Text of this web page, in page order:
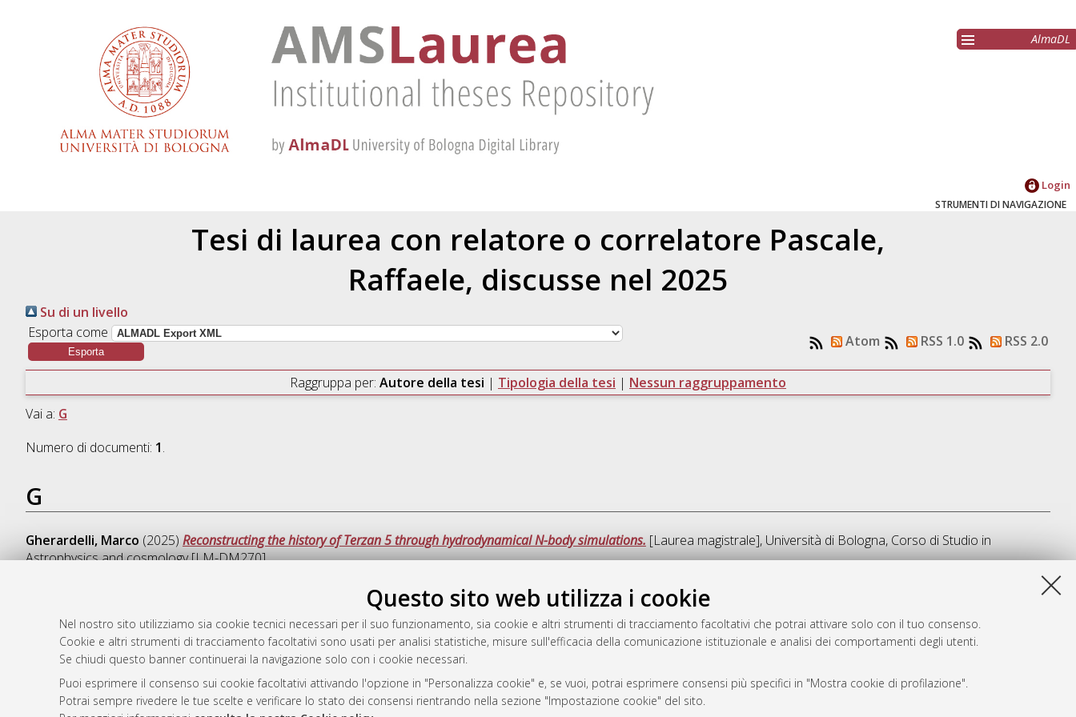
Questo sito web utilizza i cookie
Nel nostro sito utilizziamo sia cookie tecnici necessari per il suo funzionamento, sia cookie e altri strumenti di tracciamento facoltativi che potrai attivare solo con il tuo consenso.
Cookie e altri strumenti di tracciamento facoltativi sono usati per analisi statistiche, misure sull'efficacia della comunicazione istituzionale e analisi dei comportamenti degli utenti.
Se chiudi questo banner continuerai la navigazione solo con i cookie necessari.
Puoi esprimere il consenso sui cookie facoltativi attivando l'opzione in "Personalizza cookie" e, se vuoi, potrai esprimere consensi più specifici in "Mostra cookie di profilazione".
Potrai sempre rivedere le tue scelte e verificare lo stato dei consensi rientrando nella sezione "Impostazione cookie" del sito.
AlmaDL
Login
STRUMENTI DI NAVIGAZIONE
Tesi di laurea con relatore o correlatore Pascale,
Raffaele, discusse nel 2025
Su di un livello
Esporta come
Atom RSS 1.0 RSS 2.0
Raggruppa per: Autore della tesi | Tipologia della tesi | Nessun raggruppamento
Vai a: G
Numero di documenti: 1.
G
Gherardelli, Marco (2025) Reconstructing the history of Terzan 5 through hydrodynamical N-body simulations. [Laurea magistrale], Università di Bologna, Corso di Studio in
Astrophysics and cosmology [LM-DM270]
Questa lista e' stata generata il Fri Aug 7 07:47:13 2026 CEST
Atom
Rss 2.0
AMS Laurea
Servizio implementato e gestito da
Impostazioni Cookie
Informativa sulla privacy